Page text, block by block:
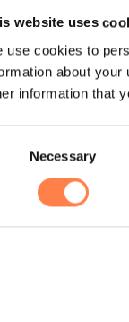
website uses
use cookies to
about
information that
Necessary
14% nylon,
komen als
wasbaar.